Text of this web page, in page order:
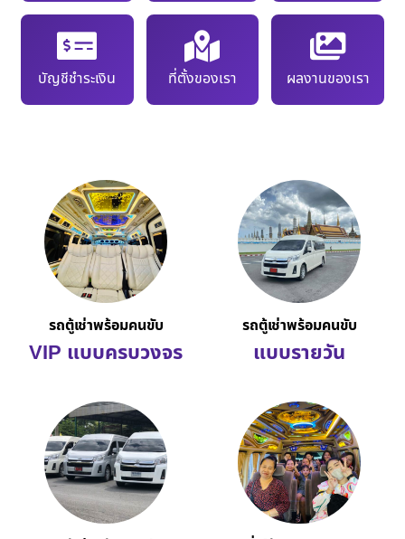
บัญชีชำระเงิน ที่ตั้งของเรา ผลงานของเรา
รถตู้เช่าพร้อมคนขับ
VIP แบบครบวงจร
รถตู้เช่าพร้อมคนขับ
แบบรายวัน